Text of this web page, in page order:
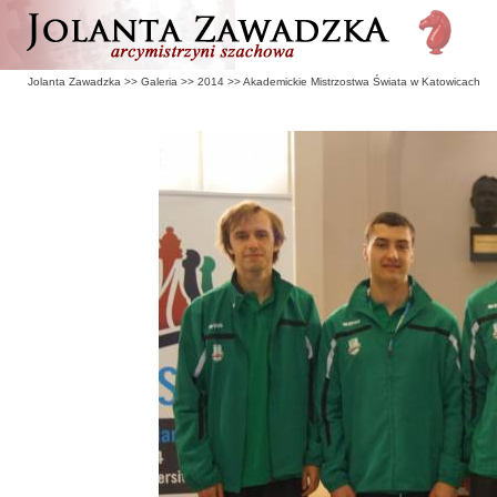
Jolanta Zawadzka >> Galeria >> 2014 >>Akademickie Mistrzostwa Świata w Katowicach